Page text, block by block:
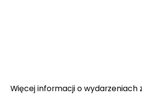
Więcej informacji o wydarzeniach